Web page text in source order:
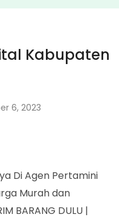
Kabupaten
6, 2023
Di Agen Pertamini
Murah dan
BARANG DULU |